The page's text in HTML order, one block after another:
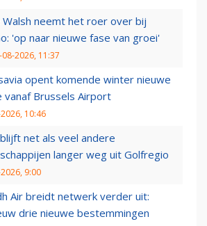
Walsh neemt het roer over bij
'op naar nieuwe fase van groei'
08-2026, 11:37
opent komende winter nieuwe
vanaf Brussels Airport
10:46
net als veel andere
langer weg uit Golfregio
9:00
Air breidt netwerk verder uit:
drie nieuwe bestemmingen